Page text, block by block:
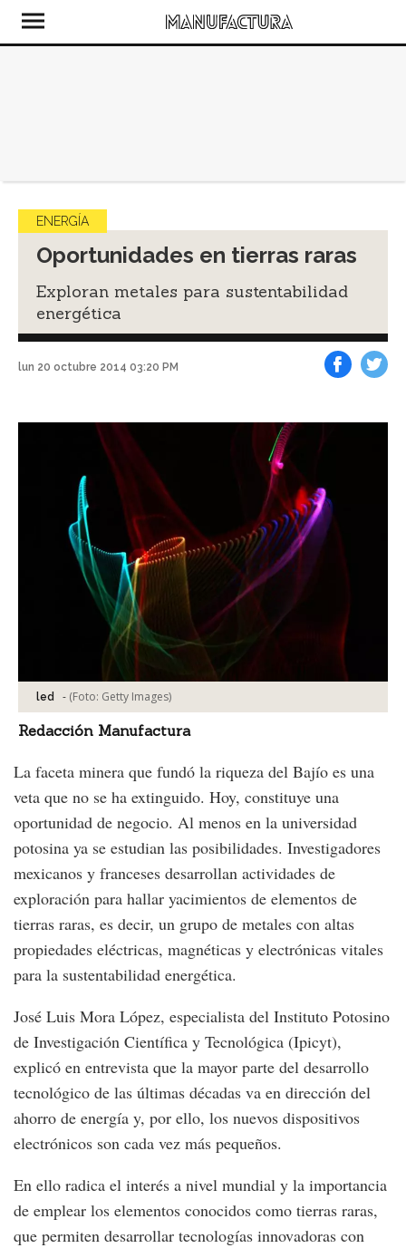
ENERGÍA
Oportunidades en tierras raras
Exploran metales para sustentabilidad
energética
lun 20 octubre 2014 03:20 PM
led - (Foto: Getty Images)
Redacción Manufactura
La faceta minera que fundó la riqueza del Bajío es una
veta que no se ha extinguido. Hoy, constituye una
oportunidad de negocio. Al menos en la universidad
potosina ya se estudian las posibilidades. Investigadores
mexicanos y franceses desarrollan actividades de
exploración para hallar yacimientos de elementos de
tierras raras, es decir, un grupo de metales con altas
propiedades eléctricas, magnéticas y electrónicas vitales
para la sustentabilidad energética.
José Luis Mora López, especialista del Instituto Potosino
de Investigación Científica y Tecnológica (Ipicyt),
explicó en entrevista que la mayor parte del desarrollo
tecnológico de las últimas décadas va en dirección del
ahorro de energía y, por ello, los nuevos dispositivos
electrónicos son cada vez más pequeños.
En ello radica el interés a nivel mundial y la importancia
de emplear los elementos conocidos como tierras raras,
que permiten desarrollar tecnologías innovadoras con